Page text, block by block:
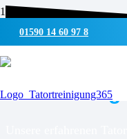
01590 14 60 97 8